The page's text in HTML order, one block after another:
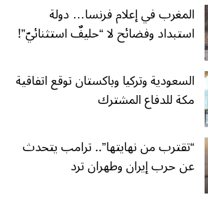
المغرب في إعلام فرنسا… دولة
استبداد وفضائح لا “حليفٌ استثنائيّ”!
السعودية وتركيا وباكستان توقع اتفاقية
مكة للدفاع المشترك
“تقترب من نهايتها”.. ترامب يتحدث
عن حرب إيران وطهران ترد